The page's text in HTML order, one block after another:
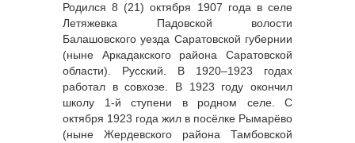
Родился 8 (21) октября 1907 года в селе
Летяжевка Падовской волости
Балашовского уезда Саратовской губернии
(ныне Аркадакского района Саратовской
области). Русский. В 1920–1923 годах
работал в совхозе. В 1923 году окончил
школу 1-й ступени в родном селе. С
октября 1923 года жил в посёлке Рымарёво
(ныне Жердевского района Тамбовской